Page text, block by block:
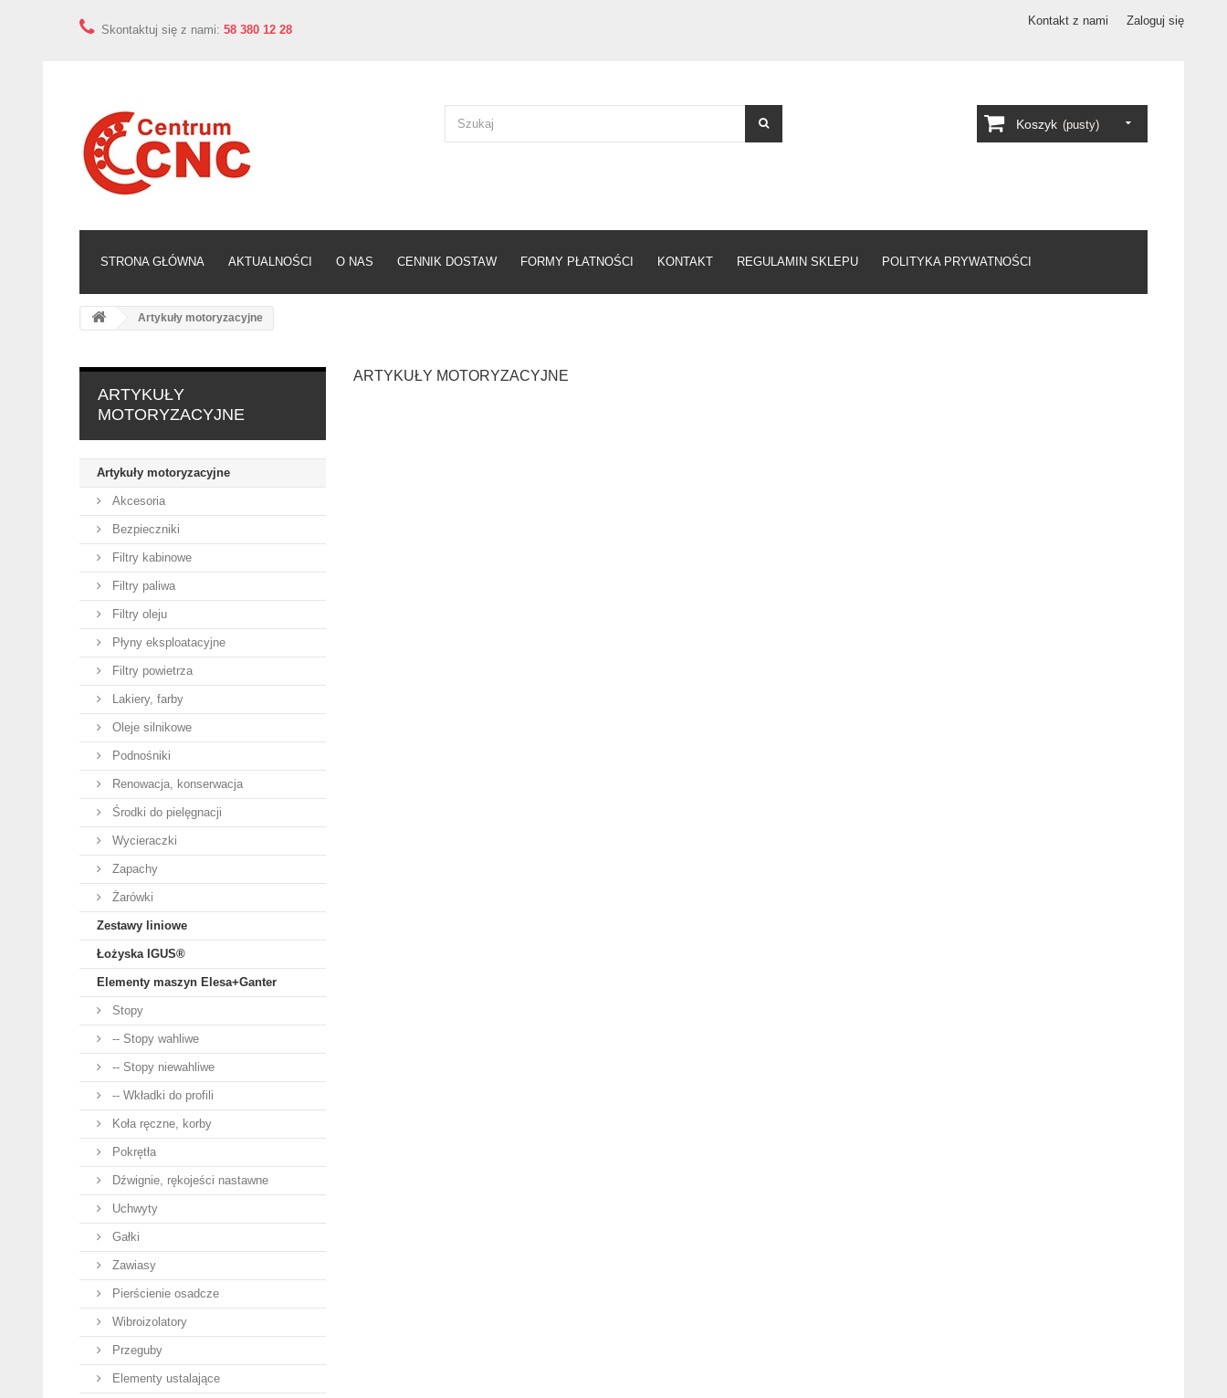
Zaloguj się
Kontakt z nami
Skontaktuj się z nami: 58 380 12 28
Koszyk (pusty)
STRONA GŁÓWNA AKTUALNOŚCI O NAS CENNIK DOSTAW FORMY PŁATNOŚCI KONTAKT REGULAMIN SKLEPU POLITYKA PRYWATNOŚCI
Artykuły motoryzacyjne
ARTYKUŁY
MOTORYZACYJNE
Artykuły motoryzacyjne
Akcesoria
Bezpieczniki
Filtry kabinowe
Filtry paliwa
Filtry oleju
Płyny eksploatacyjne
Filtry powietrza
Lakiery, farby
Oleje silnikowe
Podnośniki
Renowacja, konserwacja
Środki do pielęgnacji
Wycieraczki
Zapachy
Żarówki
Zestawy liniowe
Łożyska IGUS®
Elementy maszyn Elesa+Ganter
Stopy
-- Stopy wahliwe
-- Stopy niewahliwe
-- Wkładki do profili
Koła ręczne, korby
Pokrętła
Dźwignie, rękojeści nastawne
Uchwyty
Gałki
Zawiasy
Pierścienie osadcze
Wibroizolatory
Przeguby
Elementy ustalające
ARTYKUŁY MOTORYZACYJNE